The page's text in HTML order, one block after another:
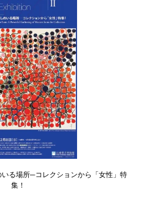
る場所─コレクションから「女性」特
集！